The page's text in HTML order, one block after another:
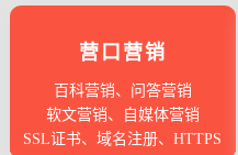
营口营销
百科营销、问答营销
软文营销、自媒体营销
SSL证书、域名注册、HTTPS